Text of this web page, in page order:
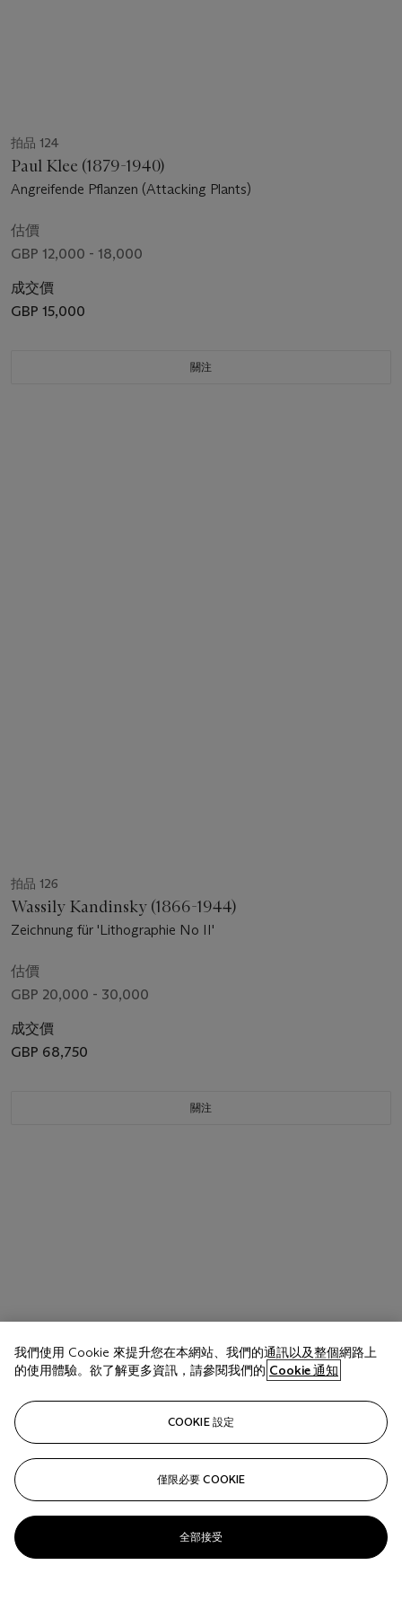
拍品 124
Paul Klee (1879-1940)
Angreifende Pflanzen (Attacking Plants)
估價
GBP 12,000 - 18,000
成交價
GBP 15,000
關注
拍品 126
Wassily Kandinsky (1866-1944)
Zeichnung für 'Lithographie No II'
估價
GBP 20,000 - 30,000
成交價
GBP 68,750
關注
我們使用 Cookie 來提升您在本網站、我們的通訊以及整個網路上
的使用體驗。欲了解更多資訊，請參閱我們的 Cookie 通知
COOKIE 設定
僅限必要 COOKIE
全部接受